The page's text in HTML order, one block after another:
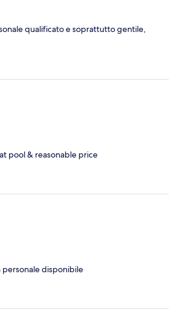
qualificato e soprattutto gentile,
pool & reasonable price
disponibile